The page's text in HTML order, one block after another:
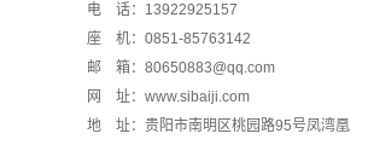
电 话：13922925157
座 机：0851-85763142
邮 箱：80650883@qq.com
网 址：www.sibaiji.com
地 址：贵阳市南明区桃园路95号凤湾凰